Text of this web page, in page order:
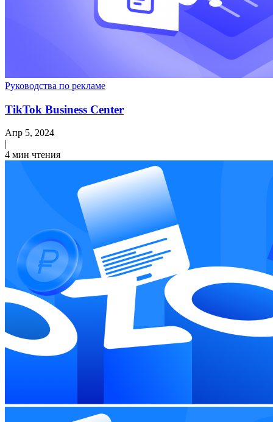
Руководства по рекламе
TikTok Business Center
Апр 5, 2024
|
4 мин чтения